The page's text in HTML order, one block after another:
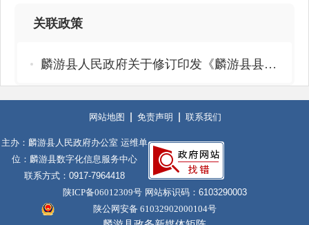
关联政策
麟游县人民政府关于修订印发《麟游县县级储备粮管理办法》《麟游县县级储备粮轮换管理办法》的通知
网站地图 免责声明 联系我们
主办：麟游县人民政府办公室 运维单
位：麟游县数字化信息服务中心
联系方式：0917-7964418
陕ICP备06012309号网站标识码：6103290003
陕公网安备 61032902000104号